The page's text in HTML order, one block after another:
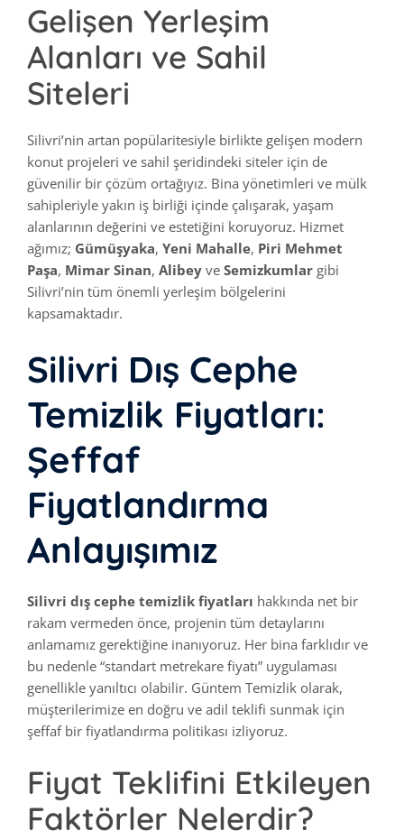
Gelişen Yerleşim
Alanları ve Sahil
Siteleri
Silivri’nin artan popülaritesiyle birlikte gelişen modern
konut projeleri ve sahil şeridindeki siteler için de
güvenilir bir çözüm ortağıyız. Bina yönetimleri ve mülk
sahipleriyle yakın iş birliği içinde çalışarak, yaşam
alanlarının değerini ve estetiğini koruyoruz. Hizmet
ağımız; Gümüşyaka, Yeni Mahalle, Piri Mehmet
Paşa, Mimar Sinan, Alibey ve Semizkumlar gibi
Silivri’nin tüm önemli yerleşim bölgelerini
kapsamaktadır.
Silivri Dış Cephe
Temizlik Fiyatları:
Şeffaf
Fiyatlandırma
Anlayışımız
Silivri dış cephe temizlik fiyatları hakkında net bir
rakam vermeden önce, projenin tüm detaylarını
anlamamız gerektiğine inanıyoruz. Her bina farklıdır ve
bu nedenle “standart metrekare fiyatı” uygulaması
genellikle yanıltıcı olabilir. Güntem Temizlik olarak,
müşterilerimize en doğru ve adil teklifi sunmak için
şeffaf bir fiyatlandırma politikası izliyoruz.
Fiyat Teklifini Etkileyen
Faktörler Nelerdir?